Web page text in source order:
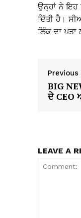
ਉਨ੍ਹਾਂ ਨੇ ਇਹ
ਦਿੱਤੀ ਹੈ।
ਲਿੰਕ ਦਾ
BIG
ਦੇ CEO
LEAVE A